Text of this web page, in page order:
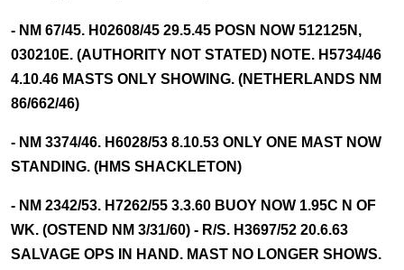
- NM 67/45. H02608/45 29.5.45 POSN NOW 512125N,
030210E. (AUTHORITY NOT STATED) NOTE. H5734/46
4.10.46 MASTS ONLY SHOWING. (NETHERLANDS NM
86/662/46)
- NM 3374/46. H6028/53 8.10.53 ONLY ONE MAST NOW
STANDING. (HMS SHACKLETON)
- NM 2342/53. H7262/55 3.3.60 BUOY NOW 1.95C N OF
WK. (OSTEND NM 3/31/60) - R/S. H3697/52 20.6.63
SALVAGE OPS IN HAND. MAST NO LONGER SHOWS.